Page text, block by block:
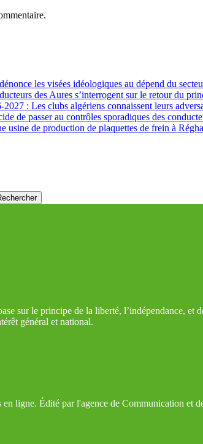
les visées idéologiques au dépend du
des Aures s’interrogent sur le retour du
: Les clubs algériens connaissent leurs
de passer au contrôles sporadiques des
usine de production de plaquettes de frein à
sur le principe de la liberté, l’indépendance, et
général et national.
ligne. Édité par l'agence de Communication et